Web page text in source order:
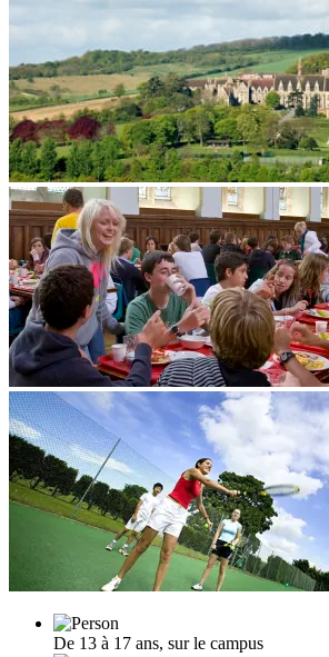
De 13 à 17 ans, sur le campus